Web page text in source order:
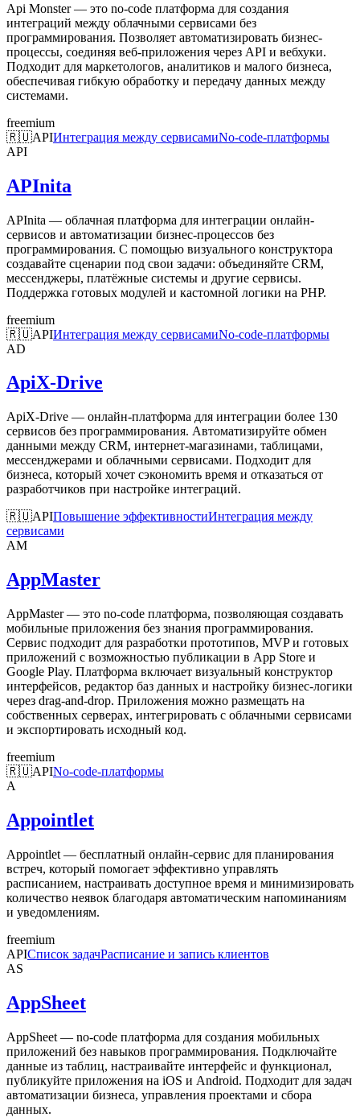
Api Monster — это no-code платформа для создания
интеграций между облачными сервисами без
программирования. Позволяет автоматизировать бизнес-
процессы, соединяя веб-приложения через API и вебхуки.
Подходит для маркетологов, аналитиков и малого бизнеса,
обеспечивая гибкую обработку и передачу данных между
системами.
freemium
🇷🇺APIИнтеграция между сервисамиNo-code-платформы
API
APInita
APInita — облачная платформа для интеграции онлайн-
сервисов и автоматизации бизнес-процессов без
программирования. С помощью визуального конструктора
создавайте сценарии под свои задачи: объединяйте CRM,
мессенджеры, платёжные системы и другие сервисы.
Поддержка готовых модулей и кастомной логики на PHP.
freemium
🇷🇺APIИнтеграция между сервисамиNo-code-платформы
AD
ApiX-Drive
ApiX-Drive — онлайн-платформа для интеграции более 130
сервисов без программирования. Автоматизируйте обмен
данными между CRM, интернет-магазинами, таблицами,
мессенджерами и облачными сервисами. Подходит для
бизнеса, который хочет сэкономить время и отказаться от
разработчиков при настройке интеграций.
🇷🇺APIПовышение эффективностиИнтеграция между
сервисами
AM
AppMaster
AppMaster — это no-code платформа, позволяющая создавать
мобильные приложения без знания программирования.
Сервис подходит для разработки прототипов, MVP и готовых
приложений с возможностью публикации в App Store и
Google Play. Платформа включает визуальный конструктор
интерфейсов, редактор баз данных и настройку бизнес-логики
через drag-and-drop. Приложения можно размещать на
собственных серверах, интегрировать с облачными сервисами
и экспортировать исходный код.
freemium
🇷🇺APINo-code-платформы
A
Appointlet
Appointlet — бесплатный онлайн-сервис для планирования
встреч, который помогает эффективно управлять
расписанием, настраивать доступное время и минимизировать
количество неявок благодаря автоматическим напоминаниям
и уведомлениям.
freemium
APIСписок задачРасписание и запись клиентов
AS
AppSheet
AppSheet — no-code платформа для создания мобильных
приложений без навыков программирования. Подключайте
данные из таблиц, настраивайте интерфейс и функционал,
публикуйте приложения на iOS и Android. Подходит для задач
автоматизации бизнеса, управления проектами и сбора
данных.